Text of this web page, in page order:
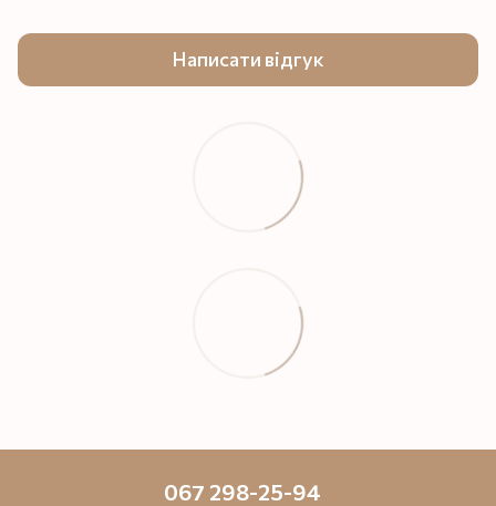
Написати відгук
067 298-25-94